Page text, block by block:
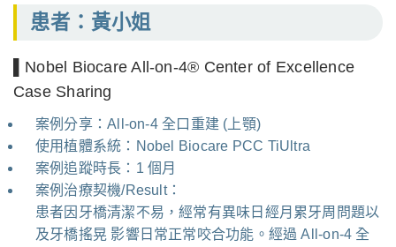
患者：黃小姐
▌Nobel Biocare All-on-4® Center of Excellence
Case Sharing
案例分享：All-on-4 全口重建 (上顎)
使用植體系統：Nobel Biocare PCC TiUltra
案例追蹤時長：1 個月
案例治療契機/Result：
患者因牙橋清潔不易，經常有異味日經月累牙周問題以
及牙橋搖晃 影響日常正常咬合功能。經過 All-on-4 全